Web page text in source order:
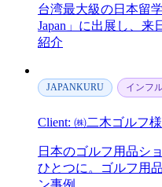
台湾最大級の日本留
Japan」に出展し、来
紹介
JAPANKURU インフ
Client: ㈱二木ゴルフ様
日本のゴルフ用品シ
ひとつに。ゴルフ用
ン事例